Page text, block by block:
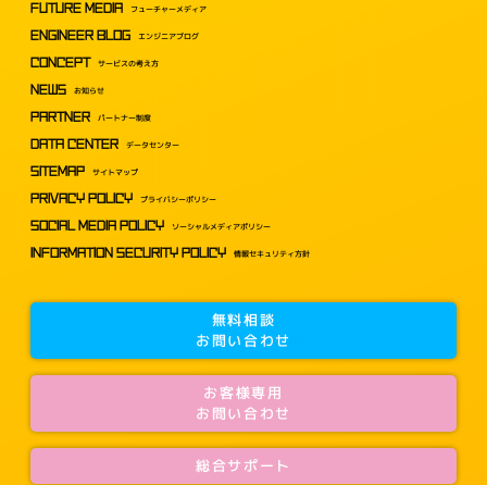
FUTURE MEDIA フューチャーメディア
ENGINEER BLOG エンジニアブログ
CONCEPT サービスの考え方
NEWS お知らせ
PARTNER パートナー制度
DATA CENTER データセンター
SITEMAP サイトマップ
PRIVACY POLICY プライバシーポリシー
SOCIAL MEDIA POLICY ソーシャルメディアポリシー
INFORMATION SECURITY POLICY 情報セキュリティ方針
無料相談
お問い合わせ
お客様専用
お問い合わせ
総合サポート